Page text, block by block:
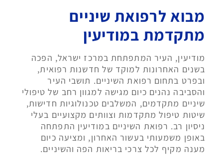
מבוא לרפואת שיניים
מתקדמת במודיעין
מודיעין, העיר המתפתחת במרכז ישראל, הפכה
בשנים האחרונות למוקד של חדשנות רפואית,
ובפרט בתחום רפואת השיניים. תושבי העיר
והסביבה נהנים כיום מגישה למגוון רחב של טיפולי
שיניים מתקדמים, המשלבים טכנולוגיות חדישות,
שיטות טיפול מתקדמות וצוותים מקצועיים בעלי
ניסיון רב. רפואת השיניים במודיעין התפתחה
באופן משמעותי בעשור האחרון, ומציעה כיום
מענה מקיף לכל צרכי בריאות הפה והשיניים.